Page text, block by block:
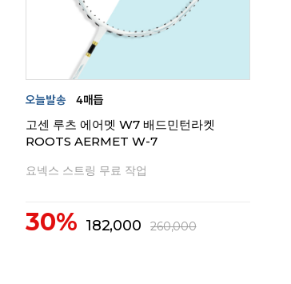
고센 루츠 에어멧 W7 배드민턴라켓
ROOTS AERMET W-7
요넥스 스트링 무료 작업
30% 182,000 260,000